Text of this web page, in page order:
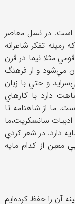
است. در نسل معاصر
زمينه تفكر شاعرانه
مثلا نيما در قرن
مي‌شود و از فرهنگ
و حتي با زبان
دارد با كارهاي
ما از شاهنامه تا
سانسكريت،‌ما
دارد. در شعر كردي
معين از كدام مايه
آن را حفظ كرده‌ايم